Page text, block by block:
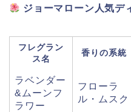
ジョーマローン人気デ
フレグラン
ス名
香りの系統
ラベンダー
&ムーンフ
ラワー
フローラ
ル・ムスク